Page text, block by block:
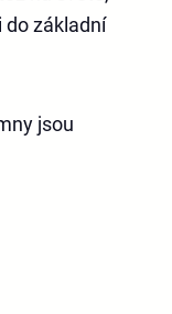
do základní
jsou